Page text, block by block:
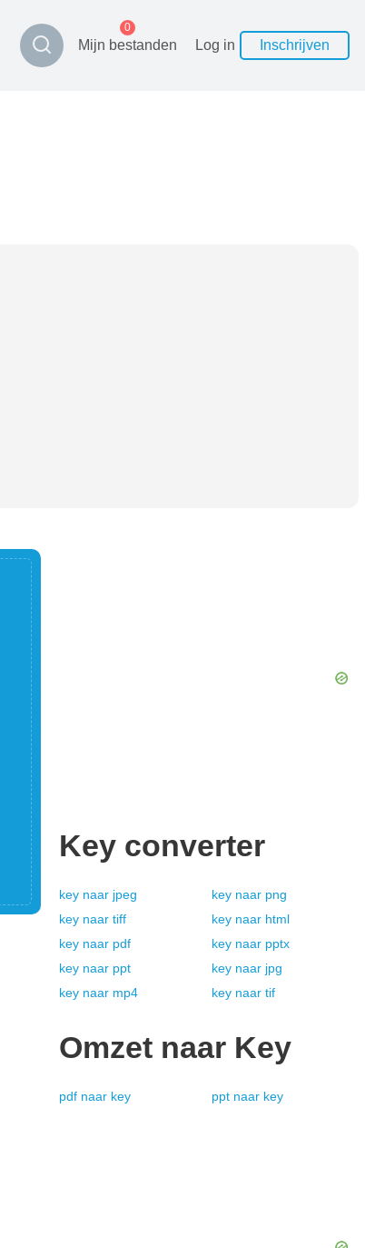
Mijn bestanden
0
Log in Inschrijven
Key converter
key naar jpeg key naar png
key naar tiff key naar html
key naar pdf key naar pptx
key naar ppt key naar jpg
key naar mp4 key naar tif
Omzet naar Key
pdf naar key ppt naar key